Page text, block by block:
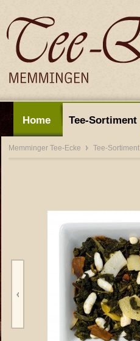
Home Tee-Sortiment
Memminger Tee-Ecke Tee-Sortiment